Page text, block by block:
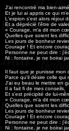
J'ai rencontré ma bien-
Et je lui ai appris ce qui
L'espion s'est alors réjoui
Et a déprécié l'être de
« Courage, m'a dit mon
Quelles que soient les
Les jours de bonheur
Courage ! Et encore
Personne ne peut dire :
Ni : fontaine, je ne boirai
Il faut que je punisse mon
Parce qu'il désire celle qui
J'ai eu beau le mettre en
Il a fait fi de mes conseils,
Et s'est précipité de lui-
« Courage, m'a dit mon
Quelles que soient les
Les jours de bonheur
Courage ! Et encore
Personne ne peut dire :
Ni : fontaine, je ne boirai